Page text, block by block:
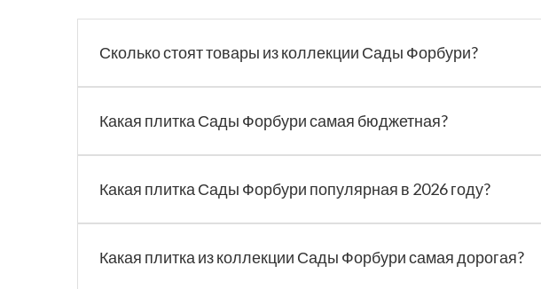
Сколько стоят товары из коллекции Сады Форбури?
Какая плитка Сады Форбури самая бюджетная?
Какая плитка Сады Форбури популярная в 2026 году?
Какая плитка из коллекции Сады Форбури самая дорогая?